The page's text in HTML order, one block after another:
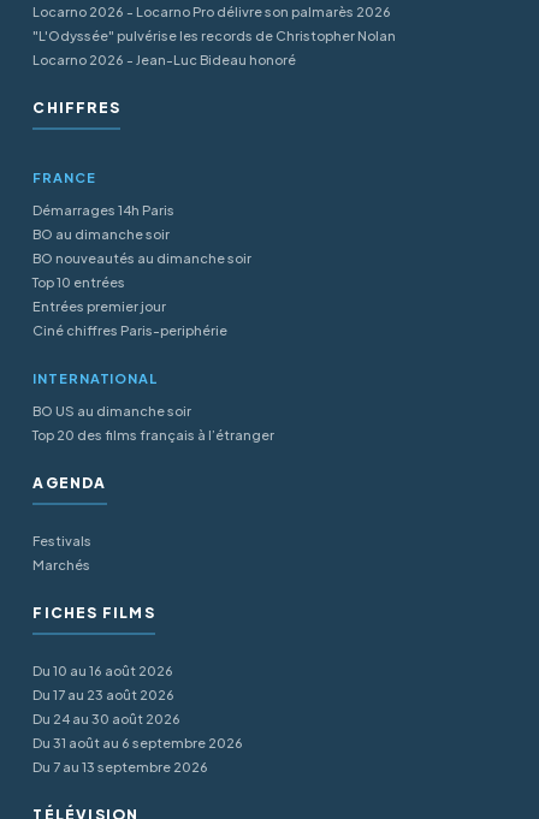
Locarno 2026 - Locarno Pro délivre son palmarès 2026
"L'Odyssée" pulvérise les records de Christopher Nolan
Locarno 2026 - Jean-Luc Bideau honoré
CHIFFRES
FRANCE
Démarrages 14h Paris
BO au dimanche soir
BO nouveautés au dimanche soir
Top 10 entrées
Entrées premier jour
Ciné chiffres Paris-periphérie
INTERNATIONAL
BO US au dimanche soir
Top 20 des films français à l’étranger
AGENDA
Festivals
Marchés
FICHES FILMS
Du 10 au 16 août 2026
Du 17 au 23 août 2026
Du 24 au 30 août 2026
Du 31 août au 6 septembre 2026
Du 7 au 13 septembre 2026
TÉLÉVISION